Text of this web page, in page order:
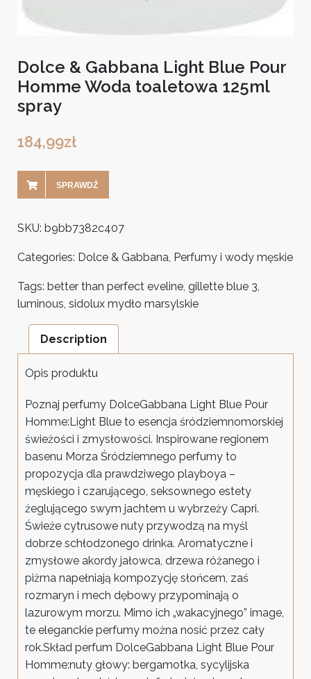
Dolce & Gabbana Light Blue Pour
Homme Woda toaletowa 125ml
spray
184,99zł
SPRAWDŹ
SKU: b9bb7382c407
Categories: Dolce & Gabbana Perfumy i wody męskie
Tags: better than perfect eveline gillette blue 3
luminous sidolux mydło marsylskie
Description
Opis produktu
Poznaj perfumy DolceGabbana Light Blue Pour
Homme:Light Blue to esencja śródziemnomorskiej
świeżości i zmysłowości. Inspirowane regionem
basenu Morza Śródziemnego perfumy to
propozycja dla prawdziwego playboya –
męskiego i czarującego, seksownego estety
żeglującego swym jachtem u wybrzeży Capri.
Świeże cytrusowe nuty przywodzą na myśl
dobrze schłodzonego drinka. Aromatyczne i
zmysłowe akordy jałowca, drzewa różanego i
piżma napełniają kompozycję słońcem, zaś
rozmaryn i mech dębowy przypominają o
lazurowym morzu. Mimo ich „wakacyjnego” image,
te eleganckie perfumy można nosić przez cały
rok.Skład perfum DolceGabbana Light Blue Pour
Homme:nuty głowy: bergamotka, sycylijska